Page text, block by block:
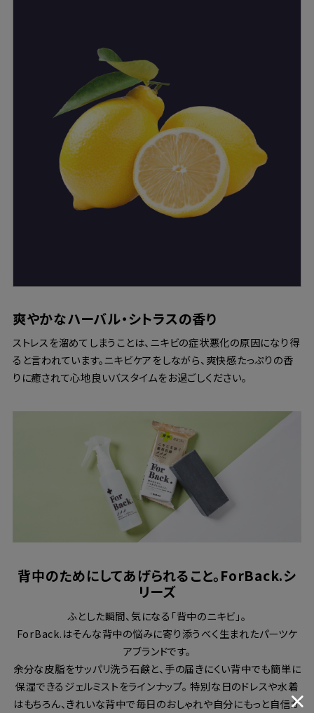
爽やかなハーバル・シトラスの香り
ストレスを溜めてしまうことは、ニキビの症状悪化の原因になり得
ると言われています。ニキビケアをしながら、爽快感たっぷりの香
りに癒されて心地良いバスタイムをお過ごしください。
背中のためにしてあげられること。ForBack.シ
リーズ
ふとした瞬間、気になる「背中のニキビ」。
ForBack.はそんな背中の悩みに寄り添うべく生まれたパーツケ
アブランドです。
余分な皮脂をサッパリ洗う石鹸と、手の届きにくい背中でも簡単に
保湿できるジェルミストをラインナップ。 特別な日のドレスや水着
はもちろん、きれいな背中で毎日のおしゃれや自分にもっと自信が